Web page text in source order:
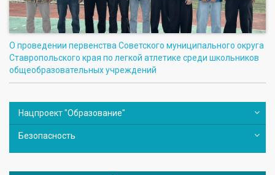
О проведении первенства Советского муниципального округа
Ставропольского края по легкой атлетике среди школьников
общеобразовательных учреждений
Нацпроект "Образование"
Безопасность